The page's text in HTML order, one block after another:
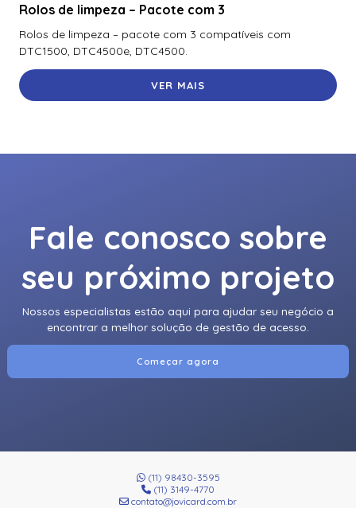
Rolos de limpeza – Pacote com 3
Rolos de limpeza – pacote com 3 compatíveis com
DTC1500, DTC4500e, DTC4500.
VER MAIS
Fale conosco sobre
seu próximo projeto
Nossos especialistas estão aqui para ajudar seu negócio a
encontrar a melhor solução de gestão de acesso.
Começar agora
(11) 98430-3595
(11) 3149-4770
contato@jovicard.com.br